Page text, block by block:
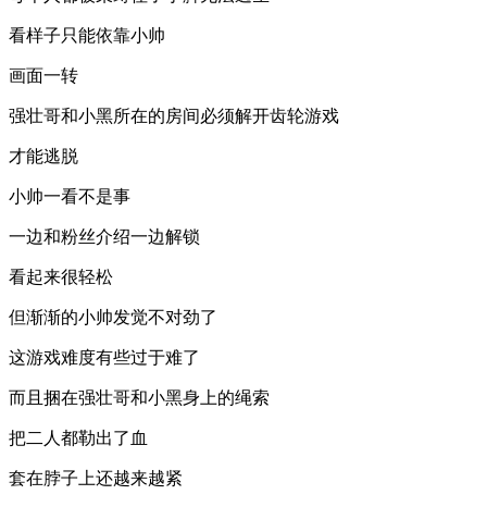
看样子只能依靠小帅
画面一转
强壮哥和小黑所在的房间必须解开齿轮游戏
才能逃脱
小帅一看不是事
一边和粉丝介绍一边解锁
看起来很轻松
但渐渐的小帅发觉不对劲了
这游戏难度有些过于难了
而且捆在强壮哥和小黑身上的绳索
把二人都勒出了血
套在脖子上还越来越紧